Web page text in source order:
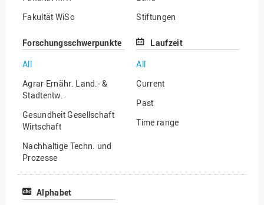
Fakultät WiSo
Stiftungen
Sonstige
Forschungsschwerpunkte
All
Agrar Ernähr. Land.- &
Stadtentw.
Gesundheit Gesellschaft
Wirtschaft
Nachhaltige Techn. und
Prozesse
Vielfältiges Forschen
Laufzeit
All
Current
Past
Time range
Alphabet